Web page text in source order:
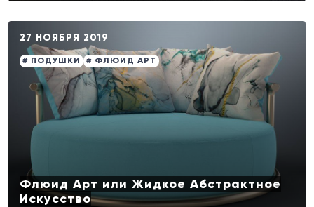
27 НОЯБРЯ 2019
# ПОДУШКИ # ФЛЮИД АРТ
Флюид Арт или Жидкое Абстрактное
Искусство